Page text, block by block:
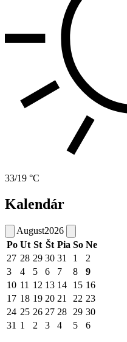
33/19 °C
Kalendár
August2026
Po Ut St Št Pia So Ne
27 28 29 30 31 1
2
3
4 5 6 7 8
9
10 11 12 13 14 15 16
17 18 19 20 21 22 23
24 25 26 27 28 29 30
31 1 2 3 4 5 6